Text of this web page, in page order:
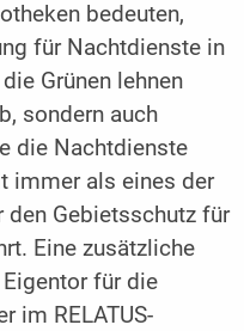
bedeuten,
für Nachtdienste in
Grünen lehnen
sondern auch
die Nachtdienste
immer als eines der
Gebietsschutz für
Eine zusätzliche
für die
im RELATUS-